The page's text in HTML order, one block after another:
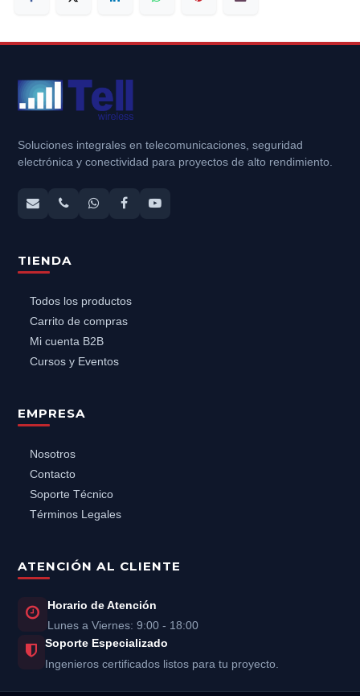
Soluciones integrales en telecomunicaciones, seguridad
electrónica y conectividad para proyectos de alto rendimiento.
TIENDA
Todos los productos
Carrito de compras
Mi cuenta B2B
Cursos y Eventos
EMPRESA
Nosotros
Contacto
Soporte Técnico
Términos Legales
ATENCIÓN AL CLIENTE
Horario de Atención
Lunes a Viernes: 9:00 - 18:00
Soporte Especializado
Ingenieros certificados listos para tu proyecto.